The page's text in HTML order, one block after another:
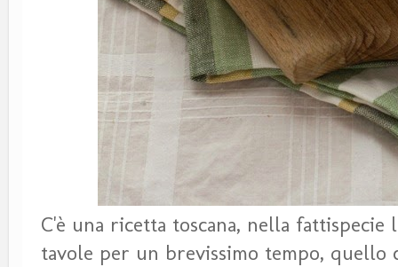
C'è una ricetta toscana, nella fattispecie
tavole per un brevissimo tempo, quello